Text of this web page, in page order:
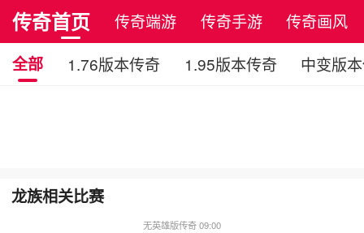
传奇首页 传奇端游 传奇手游
传奇画风
全部
1.76版本传奇 1.95版本传奇 中变版
龙族相关比赛
无英雄版传奇 09:00